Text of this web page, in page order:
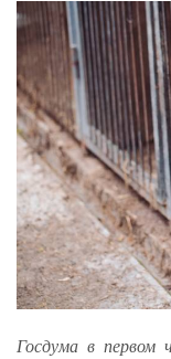
Госдума в первом